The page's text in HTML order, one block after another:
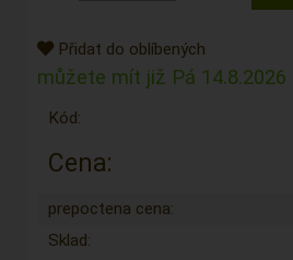
Přidat do oblíbených
můžete mít již Pá 14.8.2026
Kód:
Cena:
prepoctena cena:
Sklad: